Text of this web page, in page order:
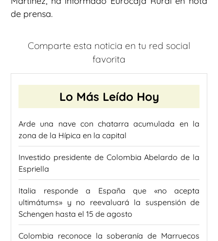
de prensa.
Comparte esta noticia en tu red social
favorita
Lo Más Leído Hoy
Arde una nave con chatarra acumulada en la
zona de la Hípica en la capital
Investido presidente de Colombia Abelardo de la
Espriella
Italia responde a España que «no acepta
ultimátums» y no reevaluará la suspensión de
Schengen hasta el 15 de agosto
Colombia reconoce la soberanía de Marruecos